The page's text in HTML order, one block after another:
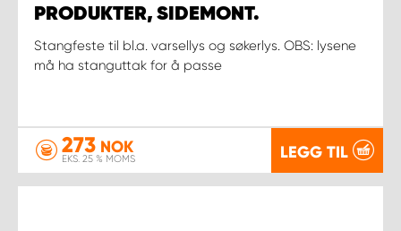
PRODUKTER, SIDEMONT.
Stangfeste til bl.a. varsellys og søkerlys. OBS: lysene
må ha stanguttak for å passe
273 NOK
EKS. 25 % MOMS LEGG TIL